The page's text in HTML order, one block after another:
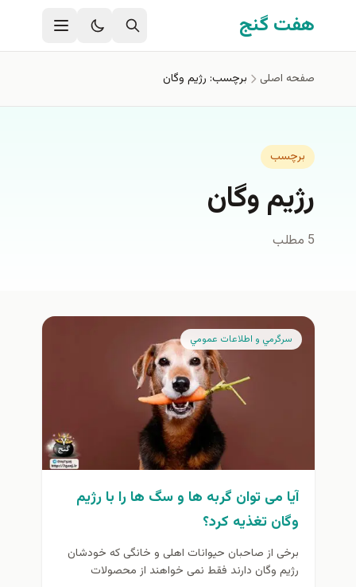
رفتن به محتوای اصلی
هفت گنج
صفحه اصلی برچسب: رژیم وگان
برچسب
رژیم وگان
5 مطلب
سرگرمي و اطلاعات عمومي
آیا می توان گربه ها و سگ ها را با رژیم
وگان تغذیه کرد؟
برخی از صاحبان حیوانات اهلی و خانگی که خودشان
رژیم وگان دارند فقط نمی خواهند از محصولات